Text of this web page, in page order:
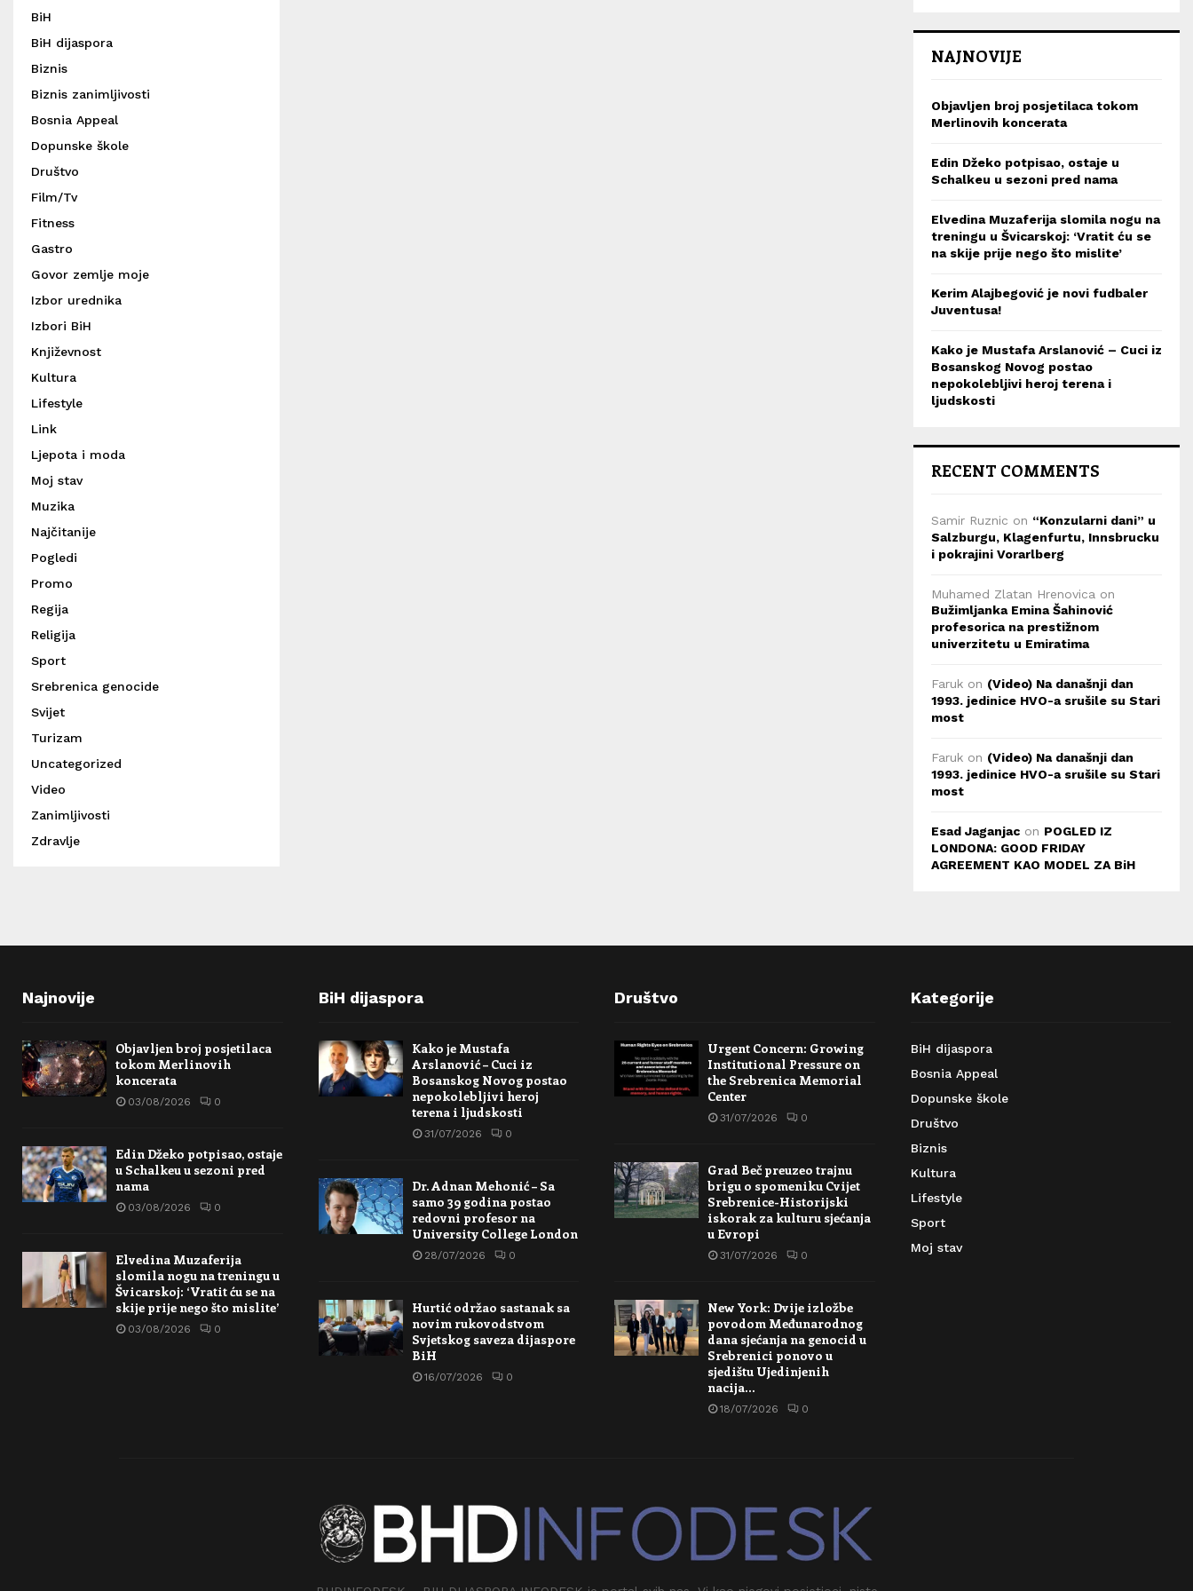
BiH
BiH dijaspora
Biznis
Biznis zanimljivosti
Bosnia Appeal
Dopunske škole
Društvo
Film/Tv
Fitness
Gastro
Govor zemlje moje
Izbor urednika
Izbori BiH
Književnost
Kultura
Lifestyle
Link
Ljepota i moda
Moj stav
Muzika
Najčitanije
Pogledi
Promo
Regija
Religija
Sport
Srebrenica genocide
Svijet
Turizam
Uncategorized
Video
Zanimljivosti
Zdravlje
NAJNOVIJE
Objavljen broj posjetilaca tokom
Merlinovih koncerata
Edin Džeko potpisao, ostaje u
Schalkeu u sezoni pred nama
Elvedina Muzaferija slomila nogu na
treningu u Švicarskoj: ‘Vratit ću se
na skije prije nego što mislite’
Kerim Alajbegović je novi fudbaler
Juventusa!
Kako je Mustafa Arslanović – Cuci iz
Bosanskog Novog postao
nepokolebljivi heroj terena i
ljudskosti
RECENT COMMENTS
Samir Ruznic on “Konzularni dani” u
Salzburgu, Klagenfurtu, Innsbrucku
i pokrajini Vorarlberg
Muhamed Zlatan Hrenovica on
Bužimljanka Emina Šahinović
profesorica na prestižnom
univerzitetu u Emiratima
Faruk on (Video) Na današnji dan
1993. jedinice HVO-a srušile su Stari
most
Faruk on (Video) Na današnji dan
1993. jedinice HVO-a srušile su Stari
most
Esad Jaganjac on POGLED IZ
LONDONA: GOOD FRIDAY
AGREEMENT KAO MODEL ZA BiH
Najnovije
Objavljen broj posjetilaca
tokom Merlinovih
koncerata
03/08/2026 0
Edin Džeko potpisao, ostaje
u Schalkeu u sezoni pred
nama
03/08/2026 0
Elvedina Muzaferija
slomila nogu na treningu u
Švicarskoj: ‘Vratit ću se na
skije prije nego što mislite’
03/08/2026 0
BiH dijaspora
Kako je Mustafa
Arslanović – Cuci iz
Bosanskog Novog postao
nepokolebljivi heroj
terena i ljudskosti
31/07/2026 0
Dr. Adnan Mehonić – Sa
samo 39 godina postao
redovni profesor na
University College London
28/07/2026 0
Hurtić održao sastanak sa
novim rukovodstvom
Svjetskog saveza dijaspore
BiH
16/07/2026 0
Društvo
Urgent Concern: Growing
Institutional Pressure on
the Srebrenica Memorial
Center
31/07/2026 0
Grad Beč preuzeo trajnu
brigu o spomeniku Cvijet
Srebrenice-Historijski
iskorak za kulturu sjećanja
u Evropi
31/07/2026 0
New York: Dvije izložbe
povodom Međunarodnog
dana sjećanja na genocid u
Srebrenici ponovo u
sjedištu Ujedinjenih
nacija…
18/07/2026 0
Kategorije
BiH dijaspora
Bosnia Appeal
Dopunske škole
Društvo
Biznis
Kultura
Lifestyle
Sport
Moj stav